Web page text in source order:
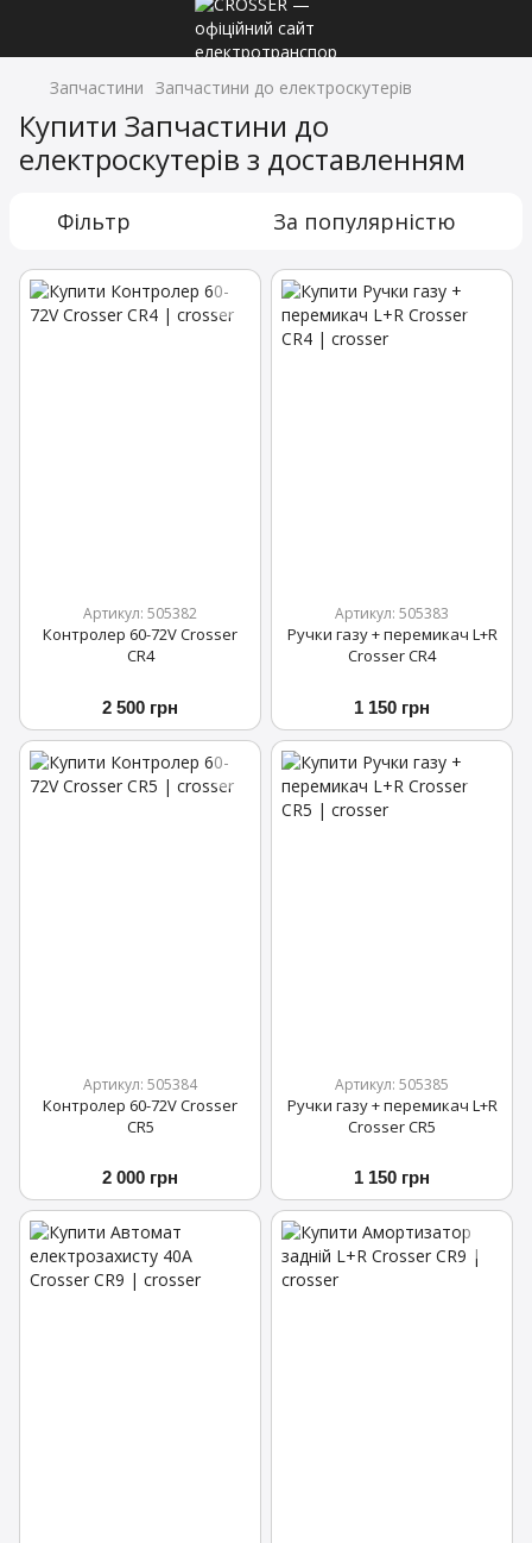
Запчастини Запчастини до електроскутерів
Купити Запчастини до
електроскутерів з доставленням
Фільтр За популярністю
Артикул: 505382
Контролер 60-72V Crosser
CR4
2 500 грн
Артикул: 505383
Ручки газу + перемикач L+R
Crosser CR4
1 150 грн
Артикул: 505384
Контролер 60-72V Crosser
CR5
2 000 грн
Артикул: 505385
Ручки газу + перемикач L+R
Crosser CR5
1 150 грн